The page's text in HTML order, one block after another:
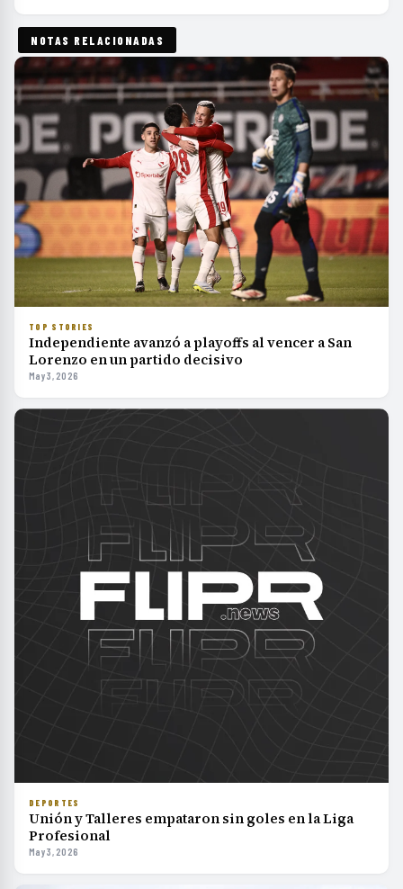
NOTAS RELACIONADAS
TOP STORIES
Independiente avanzó a playoffs al vencer a San
Lorenzo en un partido decisivo
May 3, 2026
DEPORTES
Unión y Talleres empataron sin goles en la Liga
Profesional
May 3, 2026